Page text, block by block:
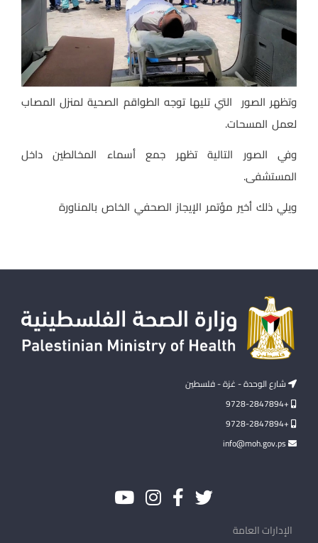
وتظهر الصور التي تليها توجه الطواقم الصحية لمنزل المصاب
لعمل المسحات.
وفي الصور التالية تظهر جمع أسماء المخالطين داخل
المستشفى.
ويلي ذلك أخير مؤتمر الإيجاز الصحفي الخاص بالمناورة
شارع الوحدة - غزة - فلسطين
+9728-2847894
+9728-2847894
الإدارات العامة